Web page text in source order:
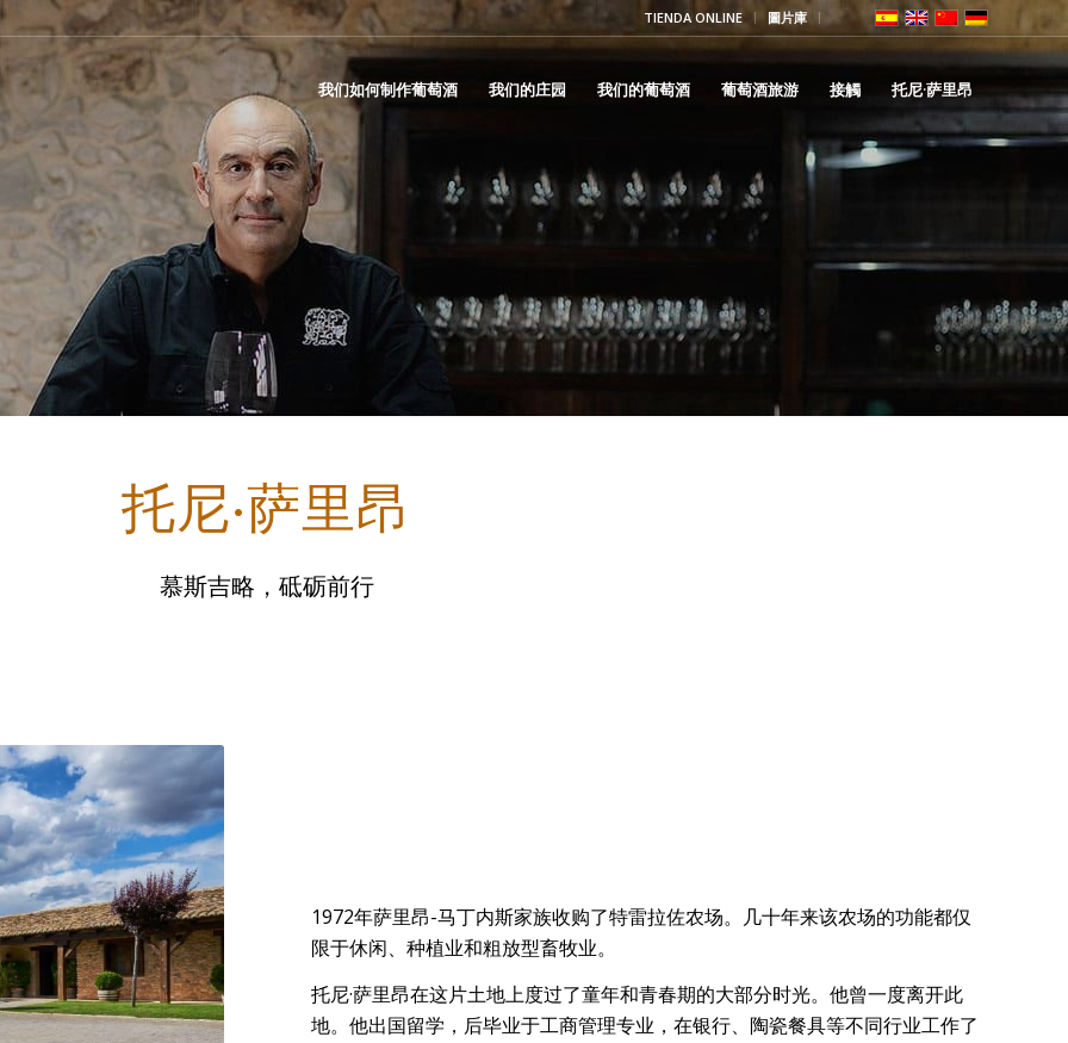
TIENDA ONLINE 圖片庫
我们如何制作葡萄酒 我们的庄园 我们的葡萄酒 葡萄酒旅游 接觸 托尼·萨里昂
托尼·萨里昂
慕斯吉略，砥砺前行
1972年萨里昂-马丁内斯家族收购了特雷拉佐农场。几十年来该农场的功能都仅
限于休闲、种植业和粗放型畜牧业。
托尼·萨里昂在这片土地上度过了童年和青春期的大部分时光。他曾一度离开此
地。他出国留学，后毕业于工商管理专业，在银行、陶瓷餐具等不同行业工作了